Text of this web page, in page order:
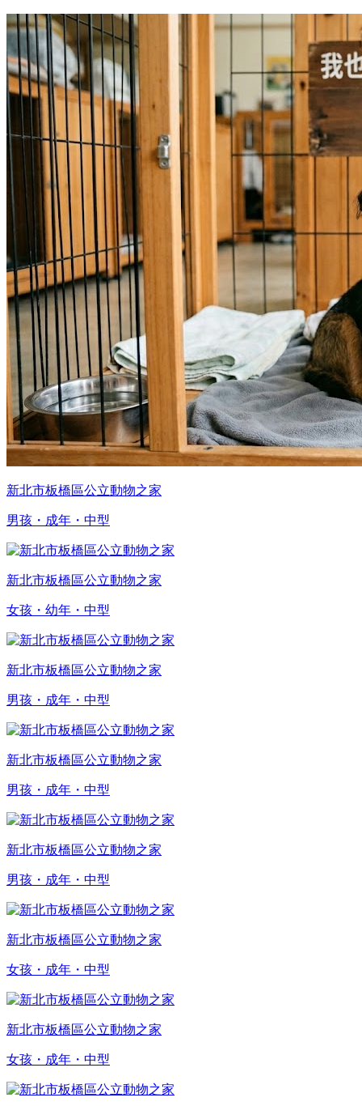
新北市板橋區公立動物之家
男孩・成年・中型
新北市板橋區公立動物之家
女孩・幼年・中型
新北市板橋區公立動物之家
男孩・成年・中型
新北市板橋區公立動物之家
男孩・成年・中型
新北市板橋區公立動物之家
男孩・成年・中型
新北市板橋區公立動物之家
女孩・成年・中型
新北市板橋區公立動物之家
女孩・成年・中型